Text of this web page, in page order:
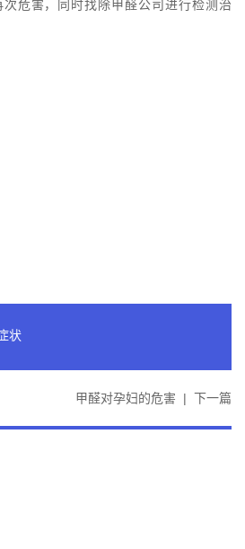
危害，同时找除甲醛公司进行检测治
状
甲醛对孕妇的危害 | 下一篇